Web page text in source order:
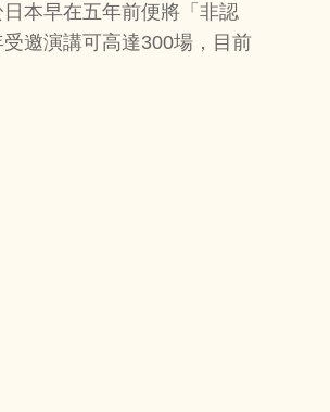
本早在五年前便將「非認
邀演講可高達300場，目前